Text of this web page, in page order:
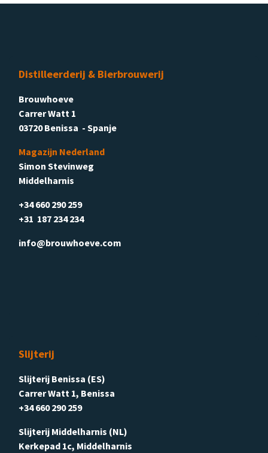
Distilleerderij & Bierbrouwerij
Brouwhoeve
Carrer Watt 1
03720 Benissa - Spanje
Magazijn Nederland
Simon Stevinweg
Middelharnis
+34 660 290 259
+31 187 234 234
info@brouwhoeve.com
Slijterij
Slijterij Benissa (ES)
Carrer Watt 1, Benissa
+34 660 290 259
Slijterij Middelharnis (NL)
Kerkepad 1c, Middelharnis